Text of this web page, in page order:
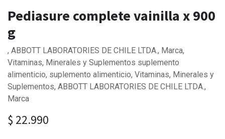
Pediasure complete vainilla x 900
g
, ABBOTT LABORATORIES DE CHILE LTDA., Marca,
Vitaminas, Minerales y Suplementos suplemento
alimenticio, suplemento alimenticio, Vitaminas, Minerales y
Suplementos, ABBOTT LABORATORIES DE CHILE LTDA.,
Marca
$ 22.990